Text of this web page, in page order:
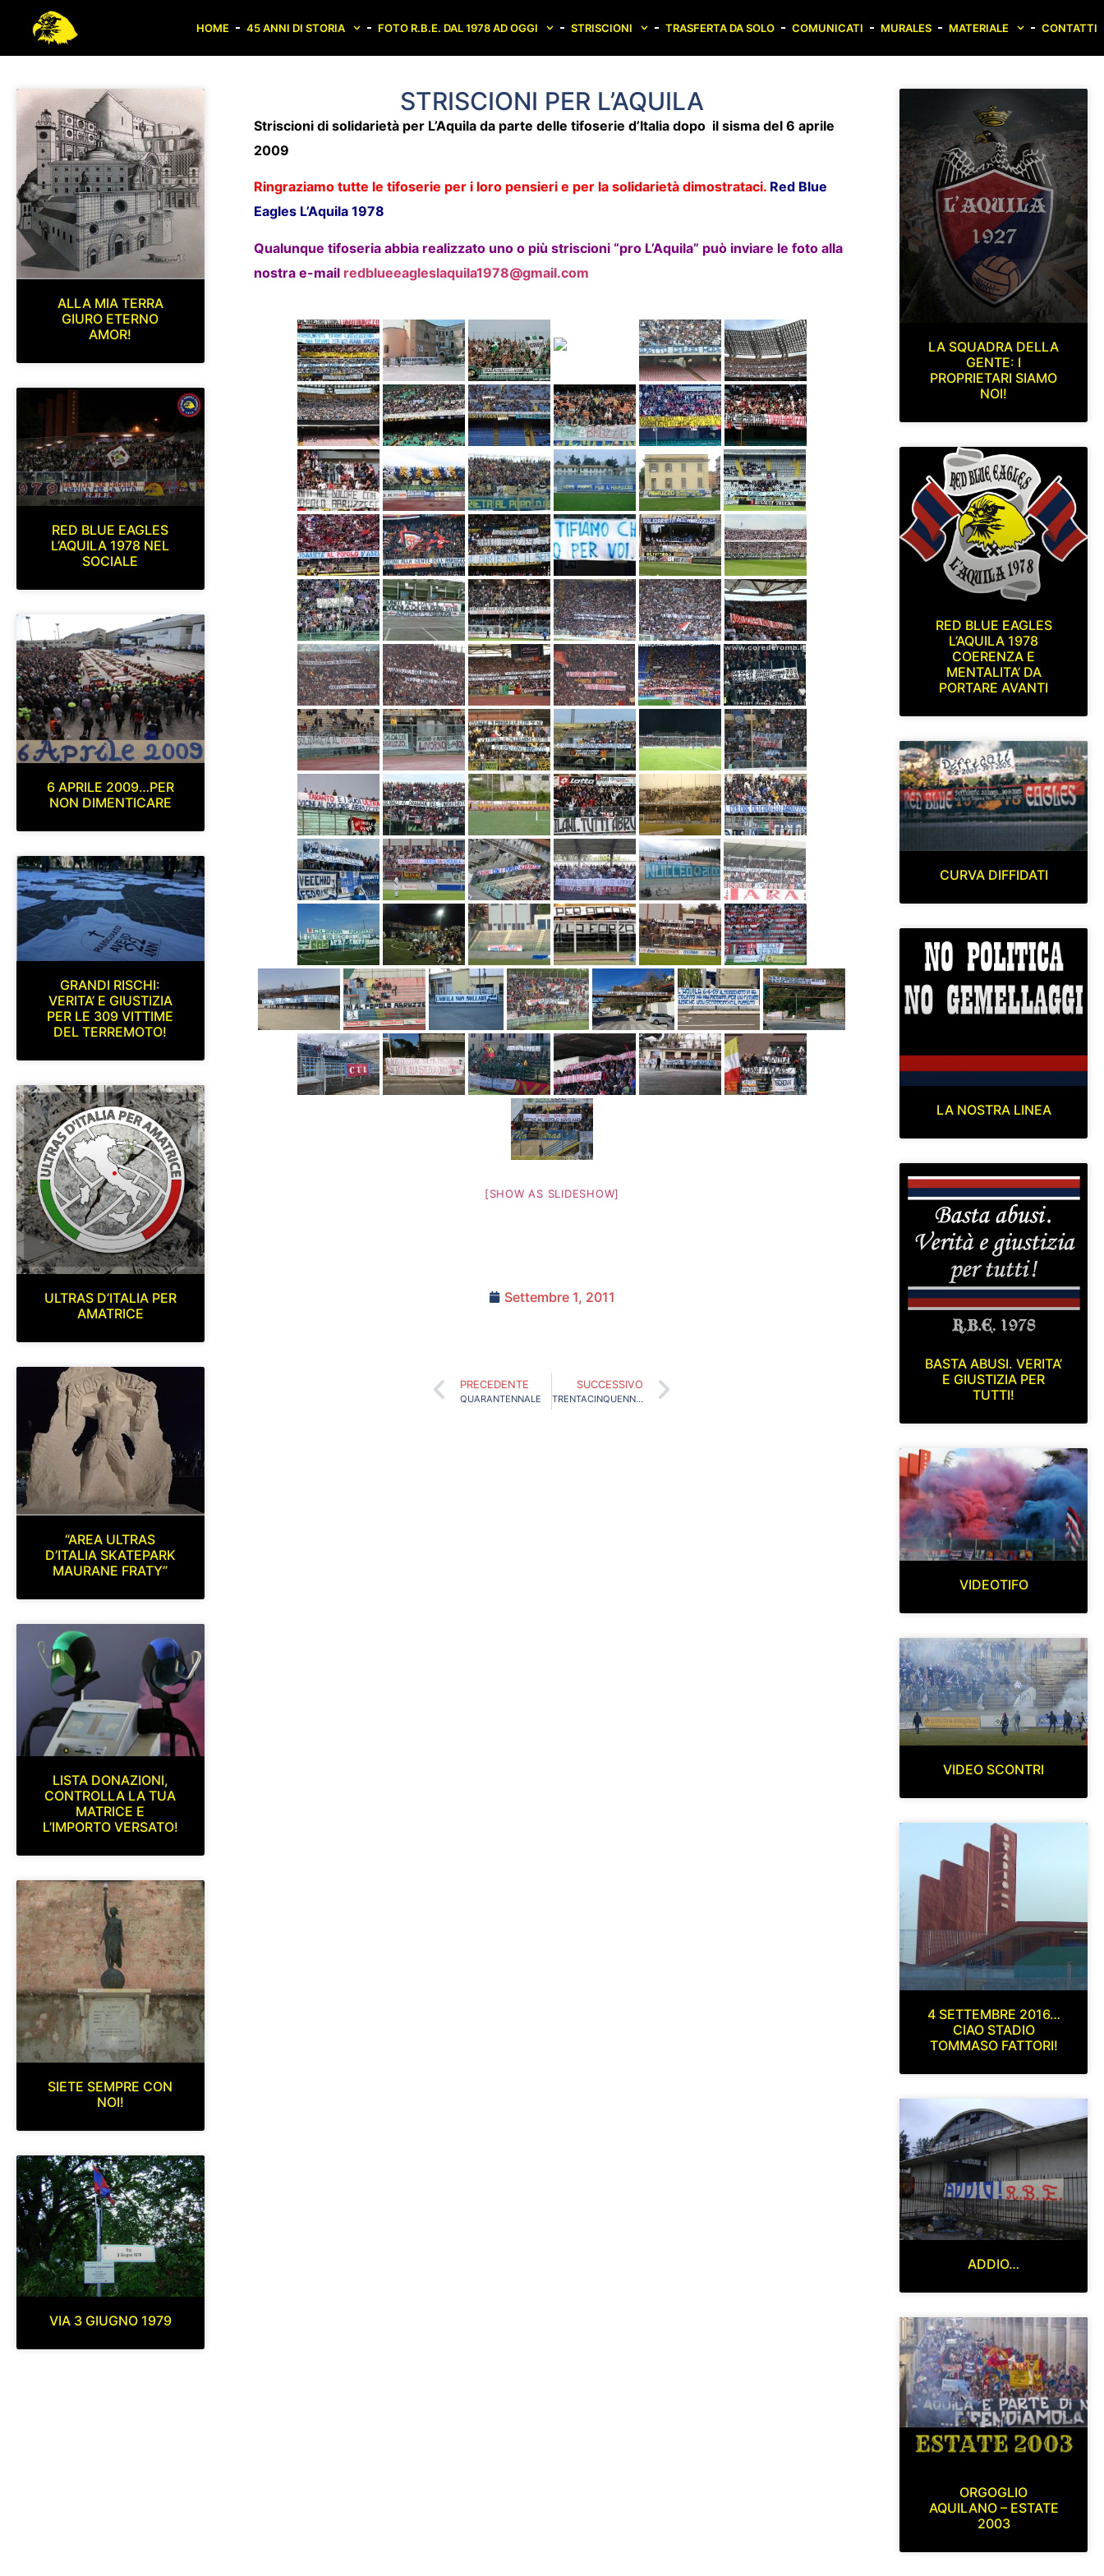
HOME 45 ANNI DI STORIA FOTO R.B.E. DAL 1978 AD OGGI STRISCIONI TRASFERTA DA SOLO COMUNICATI MURALES MATERIALE CONTATTI
ALLA MIA TERRA
GIURO ETERNO
AMOR!
RED BLUE EAGLES
L’AQUILA 1978 NEL
SOCIALE
6 APRILE 2009…PER
NON DIMENTICARE
GRANDI RISCHI:
VERITA’ E GIUSTIZIA
PER LE 309 VITTIME
DEL TERREMOTO!
ULTRAS D’ITALIA PER
AMATRICE
“AREA ULTRAS
D’ITALIA SKATEPARK
MAURANE FRATY”
LISTA DONAZIONI,
CONTROLLA LA TUA
MATRICE E
L’IMPORTO VERSATO!
SIETE SEMPRE CON
NOI!
VIA 3 GIUGNO 1979
STRISCIONI PER L’AQUILA
Striscioni di solidarietà per L’Aquila da parte delle tifoserie d’Italia dopo il sisma del 6 aprile
2009
Ringraziamo tutte le tifoserie per i loro pensieri e per la solidarietà dimostrataci.Red Blue
Eagles L’Aquila 1978
Qualunque tifoseria abbia realizzato uno o più striscioni “pro L’Aquila” può inviare le foto alla
nostra e-mail redblueeagleslaquila1978@gmail.com
[SHOW AS SLIDESHOW]
Settembre 1, 2011
PRECEDENTE
QUARANTENNALE
SUCCESSIVO
TRENTACINQUENNALE
LA SQUADRA DELLA
GENTE: I
PROPRIETARI SIAMO
NOI!
RED BLUE EAGLES
L’AQUILA 1978
COERENZA E
MENTALITA’ DA
PORTARE AVANTI
CURVA DIFFIDATI
LA NOSTRA LINEA
BASTA ABUSI. VERITA’
E GIUSTIZIA PER
TUTTI!
VIDEOTIFO
VIDEO SCONTRI
4 SETTEMBRE 2016…
CIAO STADIO
TOMMASO FATTORI!
ADDIO…
ORGOGLIO
AQUILANO – ESTATE
2003